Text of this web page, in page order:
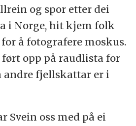
og spor etter dei
i Norge, hit kjem folk
å fotografere moskus.
opp på raudlista for
andre fjellskattar er i
Svein oss med på ei